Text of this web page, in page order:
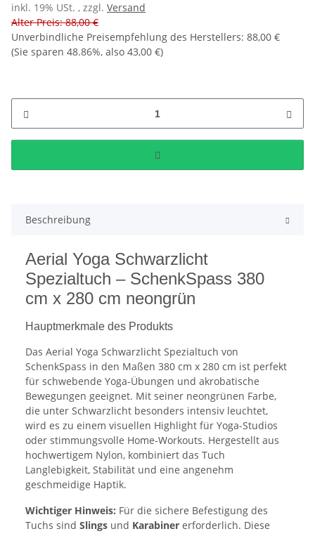
inkl. 19% USt. , zzgl. Versand
Alter Preis: 88,00 €
Unverbindliche Preisempfehlung des Herstellers: 88,00 €
(Sie sparen 48.86%, also 43,00 €)
Beschreibung
Aerial Yoga Schwarzlicht
Spezialtuch – SchenkSpass 380
cm x 280 cm neongrün
Hauptmerkmale des Produkts
Das Aerial Yoga Schwarzlicht Spezialtuch von
SchenkSpass in den Maßen 380 cm x 280 cm ist perfekt
für schwebende Yoga-Übungen und akrobatische
Bewegungen geeignet. Mit seiner neongrünen Farbe,
die unter Schwarzlicht besonders intensiv leuchtet,
wird es zu einem visuellen Highlight für Yoga-Studios
oder stimmungsvolle Home-Workouts. Hergestellt aus
hochwertigem Nylon, kombiniert das Tuch
Langlebigkeit, Stabilität und eine angenehm
geschmeidige Haptik.
Wichtiger Hinweis: Für die sichere Befestigung des
Tuchs sind Slings und Karabiner erforderlich. Diese